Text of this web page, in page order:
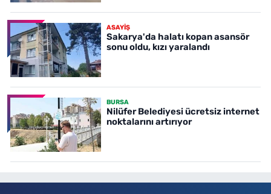
ASAYİŞ
Sakarya'da halatı kopan asansör
sonu oldu, kızı yaralandı
BURSA
Nilüfer Belediyesi ücretsiz internet
noktalarını artırıyor